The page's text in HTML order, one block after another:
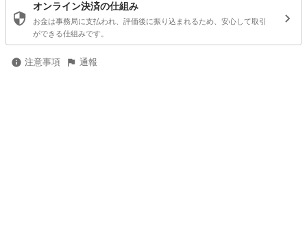
オンライン決済の仕組み
お金は事務局に支払われ、評価後に振り込まれるため、安心して取引
ができる仕組みです。
注意事項 通報